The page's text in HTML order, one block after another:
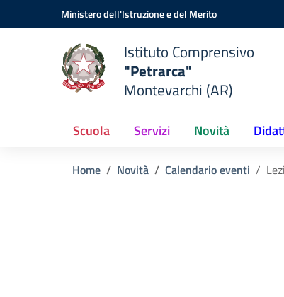
Vai ai contenuti
Vai al menu di navigazioneMinistero dell'Istruzione e del Merito
Istituto Comprensivo
"Petrarca"
Montevarchi (AR)
Scuola Servizi Novità
Home Novità Calendario eventi